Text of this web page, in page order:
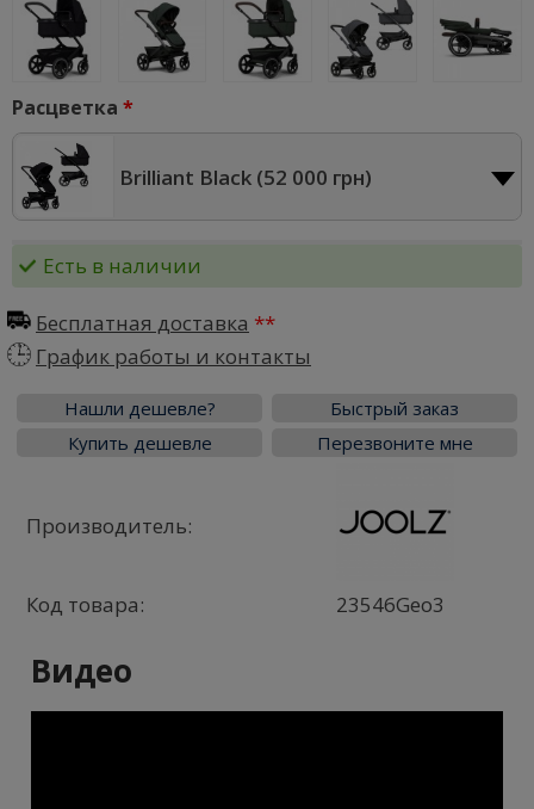
Расцветка
Brilliant Black (52 000 грн)
Есть в наличии
Бесплатная доставка
График работы и контакты
Нашли дешевле?
Быстрый заказ
Купить дешевле
Перезвоните мне
Производитель:
Код товара: 23546Geo3
Видео